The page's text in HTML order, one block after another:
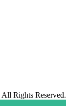
All Rights Reserved.